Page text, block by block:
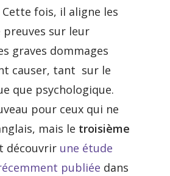
fois, il aligne les
preuves sur leur
graves dommages
causer, tant sur le
que psychologique.
pour ceux qui ne
mais le troisième
découvrir une étude
publiée dans